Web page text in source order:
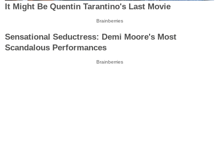
It Might Be Quentin Tarantino's Last Movie
Brainberries
Sensational Seductress: Demi Moore's Most
Scandalous Performances
Brainberries